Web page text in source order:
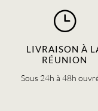
}
LIVRAISON À
RÉUNION
Sous 24h à 48h